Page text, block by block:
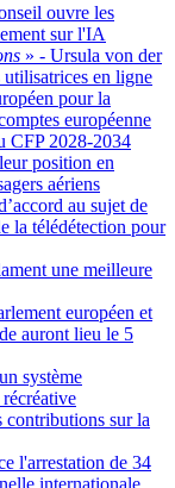
ouvre les
sur l'IA
» - Ursula von der
en ligne
pour la
européenne
CFP 2028-2034
position en
aériens
au sujet de
la télédétection pour
une meilleure
européen et
auront lieu le 5
système
contributions sur la
l'arrestation de 34
internationale